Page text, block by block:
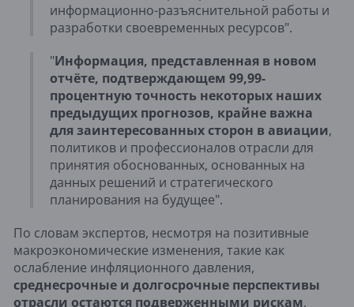
информационно-разъяснительной работы и
разработки своевременных ресурсов".
"Информация, представленная в новом
отчёте, подтверждающем 99,99-
процентную точность некоторых наших
предыдущих прогнозов, крайне важна
для заинтересованных сторон в авиации,
политиков и профессионалов отрасли для
принятия обоснованных, основанных на
данных решений и стратегического
планирования на будущее".
По словам экспертов, несмотря на позитивные
макроэкономические изменения, такие как
ослабление инфляционного давления,
среднесрочные и долгосрочные перспективы
отрасли остаются подверженными рискам,